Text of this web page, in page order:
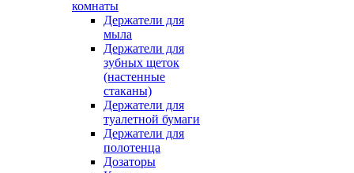
комнаты
Держатели для
мыла
Держатели для
зубных щеток
(настенные
стаканы)
Держатели для
туалетной бумаги
Держатели для
полотенца
Дозаторы